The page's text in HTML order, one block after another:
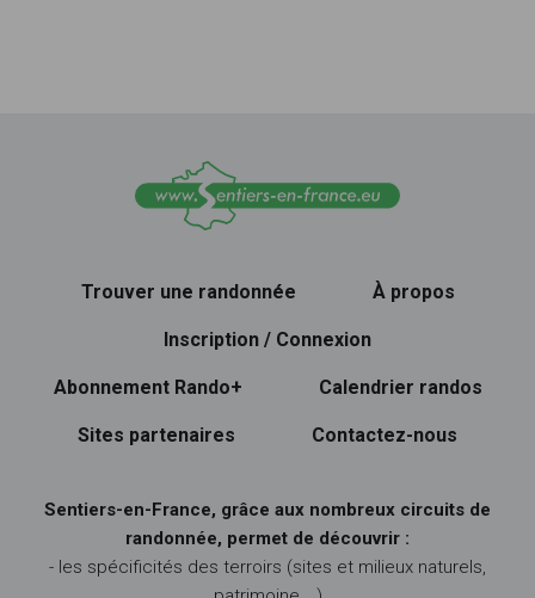
Trouver une randonnée À propos
Inscription / Connexion
Abonnement Rando+ Calendrier randos
Sites partenaires Contactez-nous
Sentiers-en-France, grâce aux nombreux circuits de
randonnée, permet de découvrir :
- les spécificités des terroirs (sites et milieux naturels,